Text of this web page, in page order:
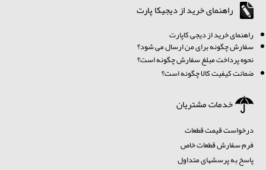
راهنمای خرید از دیجیکا پارت
راهنمای خرید از دیجی کاپارت
سفارش چگونه برای من ارسال می شود؟
نحوه پرداخت مبلغ سفارش چگونه است؟
ضمانت کیفیت کالا چگونه است؟
خدمات مشتریان
درخواست قیمت قطعات
فرم سفارش قطعات خاص
پاسخ به پرسشهای متداول